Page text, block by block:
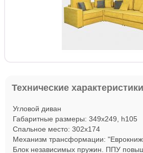
Технические характеристики
Угловой диван
Габаритные размеры: 349х249, h105
Спальное место: 302х174
Механизм трансформации:
Блок независимых пружин. ППУ